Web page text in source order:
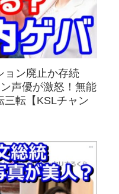
ョン廃止か存続
声優が激怒！無能
三転【KSLチャン